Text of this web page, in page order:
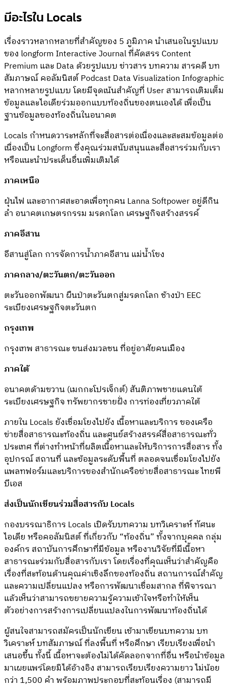
มีอะไรใน Locals
เรื่องราวหลากหลายที่สำคัญของ 5 ภูมิภาค นำเสนอในรูปแบบ
ของ longform Interactive Journal ที่คัดสรร Content
Premium และ Data ด้วยรูปแบบ ข่าวสาร บทความ สารคดี บท
สัมภาษณ์ คอลัมนิสต์ Podcast Data Visualization Infographic
หลากหลายรูปแบบ โดยมีจุดเน้นสำคัญที่ User สามารถเติมเต็ม
ข้อมูลและไอเดียร่วมออกแบบท้องถิ่นของตนเองได้ เพื่อเป็น
ฐานข้อมูลของท้องถิ่นในอนาคต
Locals กำหนดวาระหลักที่จะสื่อสารต่อเนื่องและสะสมข้อมูลต่อ
เนื่องเป็น Longform ซึ่งคุณร่วมสนับสนุนและสื่อสารร่วมกับเรา
หรือแนะนำประเด็นอื่นเพิ่มเติมได้
ภาคเหนือ
ฝุ่นไฟ และอากาศสะอาดเพื่อทุกคน Lanna Softpower อยู่ดีกิน
ลำ อนาคตเกษตรกรรม มรดกโลก เศรษฐกิจสร้างสรรค์
ภาคอีสาน
อีสานสู่โลก การจัดการน้ำภาคอีสาน แม่น้ำโขง
ภาคกลาง/ตะวันตก/ตะวันออก
ตะวันออกพัฒนา ผืนป่าตะวันตกสู่มรดกโลก ช้างป่า EEC
ระเบียงเศรษฐกิจตะวันตก
กรุงเทพ
กรุงเทพ สาธารณะ ขนส่งมวลชน ที่อยู่อาศัยคนเมือง
ภาคใต้
อนาคตด้ามขวาน (เมกกะโปรเจ็กต์) สันติภาพชายแดนใต้
ระเบียงเศรษฐกิจ ทรัพยากรชายฝั่ง การท่องเที่ยวภาคใต้
ภายใน Locals ยังเชื่อมโยงไปยัง เนื้อหาและบริการ ของเครือ
ข่ายสื่อสาธารณะท้องถิ่น และศูนย์สร้างสรรค์สื่อสาธารณะทั่ว
ประเทศ ที่ต่างทำหน้าที่ผลิตเนื้อหาและให้บริการการสื่อสาร ทั้ง
อุปกรณ์ สถานที่ และข้อมูลระดับพื้นที่ ตลอดจนเชื่อมโยงไปยัง
แพลทฟอร์มและบริการของสำนักเครือข่ายสื่อสาธารณะ ไทยพี
บีเอส
ส่งเป็นนักเขียนร่วมสื่อสารกับ Locals
กองบรรณาธิการ Locals เปิดรับบทความ บทวิเคราะห์ ทัศนะ
ไอเดีย หรือคอลัมนิสต์ ที่เกี่ยวกับ “ท้องถิ่น” ทั้งจากบุคคล กลุ่ม
องค์กร สถาบันการศึกษาที่มีข้อมูล หรืองานวิจัยที่มีเนื้อหา
สาธารณะร่วมกับสื่อสารกับเรา โดยเรื่องที่คุณเห็นว่าสำคัญคือ
เรื่องที่สะท้อนด้านคุณค่าเชิงลึกของท้องถิ่น สถานการณ์สำคัญ
และความเปลี่ยนแปลง หรือการพัฒนาเชื่อมสากล ที่พิจารณา
แล้วเห็นว่าสามารถขยายความรู้ความเข้าใจหรือทำให้เห็น
ตัวอย่างการสร้างการเปลี่ยนแปลงในการพัฒนาท้องถิ่นได้
ผู้สนใจสามารถสมัครเป็นนักเขียน เข้ามาเขียนบทความ บท
วิเคราะห์ บทสัมภาษณ์ ที่ลงพื้นที่ หรือศึกษา เรียบเรียงเพื่อนำ
เสนอขึ้น ทั้งนี้ เนื้อหาจะต้องไม่ได้คัดลอกจากที่อื่น หรือนำข้อมูล
มาเผยแพร่โดยมิได้อ้างอิง สามารถเรียบเรียงความยาว ไม่น้อย
กว่า 1,500 คำ พร้อมภาพประกอบที่สะท้อนเรื่อง (สามารถมี